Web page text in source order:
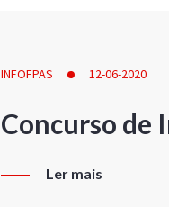
INFOFPAS 12-06-2020
Concurso de
Ler mais